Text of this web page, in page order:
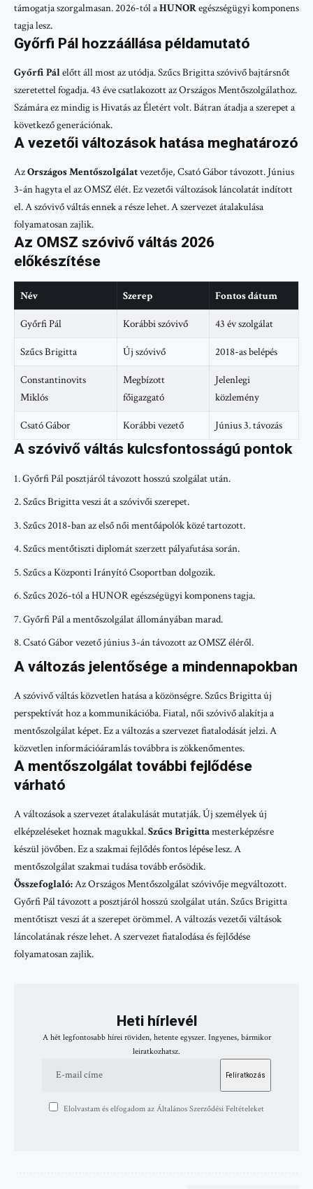
támogatja szorgalmasan. 2026-tól aHUNORegészségügyi komponens
tagja lesz.
Győrfi Pál hozzáállása példamutató
Győrfi Pálelőtt áll most az utódja. Szűcs Brigitta szóvivő bajtársnőt
szeretettel fogadja. 43 éve csatlakozott az Országos Mentőszolgálathoz.
Számára ez mindig is Hivatás az Életért volt. Bátran átadja a szerepet a
következő generációnak.
A vezetői változások hatása meghatározó
AzOrszágos Mentőszolgálatvezetője, Csató Gábor távozott. Június
3-án hagyta el az OMSZ élét. Ez vezetői változások láncolatát indított
el. A szóvivő váltás ennek a része lehet. A szervezet átalakulása
folyamatosan zajlik.
Az OMSZ szóvivő váltás 2026
előkészítése
Név Szerep Fontos dátum
Győrfi Pál Korábbi szóvivő 43 év szolgálat
Szűcs Brigitta Új szóvivő 2018-as belépés
Constantinovits
Miklós
Megbízott
főigazgató
Jelenlegi
közlemény
Csató Gábor Korábbi vezető Június 3. távozás
A szóvivő váltás kulcsfontosságú pontok
Győrfi Pál posztjáról távozott hosszú szolgálat után.
Szűcs Brigitta veszi át a szóvivői szerepet.
Szűcs 2018-ban az első női mentőápolók közé tartozott.
Szűcs mentőtiszti diplomát szerzett pályafutása során.
Szűcs a Központi Irányító Csoportban dolgozik.
Szűcs 2026-tól a HUNOR egészségügyi komponens tagja.
Győrfi Pál a mentőszolgálat állományában marad.
Csató Gábor vezető június 3-án távozott az OMSZ éléről.
A változás jelentősége a mindennapokban
A szóvivő váltás közvetlen hatása a közönségre. Szűcs Brigitta új
perspektívát hoz a kommunikációba. Fiatal, női szóvivő alakítja a
mentőszolgálat képet. Ez a változás a szervezet fiatalodását jelzi. A
közvetlen információáramlás továbbra is zökkenőmentes.
A mentőszolgálat további fejlődése
várható
A változások a szervezet átalakulását mutatják. Új személyek új
elképzeléseket hoznak magukkal.Szűcs Brigittamesterképzésre
készül jövőben. Ez a szakmai fejlődés fontos lépése lesz. A
mentőszolgálat szakmai tudása tovább erősödik.
Összefoglaló:Az Országos Mentőszolgálat szóvivője megváltozott.
Győrfi Pál távozott a posztjáról hosszú szolgálat után. Szűcs Brigitta
mentőtiszt veszi át a szerepet örömmel. A változás vezetői váltások
láncolatának része lehet. A szervezet fiatalodása és fejlődése
folyamatosan zajlik.
Heti hírlevél
A hét legfontosabb hírei röviden, hetente egyszer. Ingyenes, bármikor
leiratkozhatsz.
Elolvastam és elfogadom az Általános Szerződési Feltételeket